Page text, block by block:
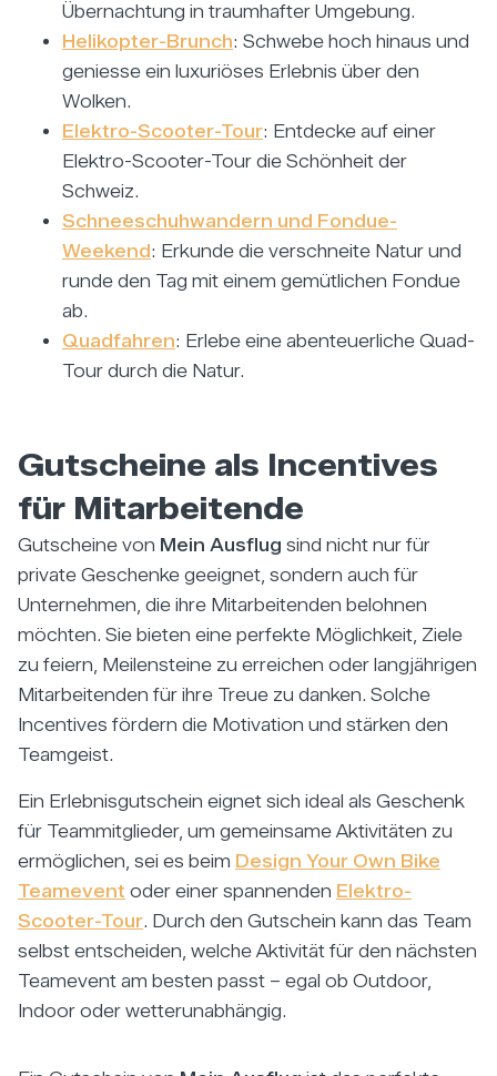
Übernachtung in traumhafter Umgebung.
Helikopter-Brunch: Schwebe hoch hinaus und
geniesse ein luxuriöses Erlebnis über den
Wolken.
Elektro-Scooter-Tour: Entdecke auf einer
Elektro-Scooter-Tour die Schönheit der
Schweiz.
Schneeschuhwandern und Fondue-
Weekend : Erkunde die verschneite Natur und
runde den Tag mit einem gemütlichen Fondue
ab.
Quadfahren: Erlebe eine abenteuerliche Quad-
Tour durch die Natur.
Gutscheine als Incentives
für Mitarbeitende
Gutscheine von Mein Ausflug sind nicht nur für
private Geschenke geeignet, sondern auch für
Unternehmen, die ihre Mitarbeitenden belohnen
möchten. Sie bieten eine perfekte Möglichkeit, Ziele
zu feiern, Meilensteine zu erreichen oder langjährigen
Mitarbeitenden für ihre Treue zu danken. Solche
Incentives fördern die Motivation und stärken den
Teamgeist.
Ein Erlebnisgutschein eignet sich ideal als Geschenk
für Teammitglieder, um gemeinsame Aktivitäten zu
ermöglichen, sei es beim Design Your Own Bike
Teamevent oder einer spannenden Elektro-
Scooter-Tour. Durch den Gutschein kann das Team
selbst entscheiden, welche Aktivität für den nächsten
Teamevent am besten passt – egal ob Outdoor,
Indoor oder wetterunabhängig.